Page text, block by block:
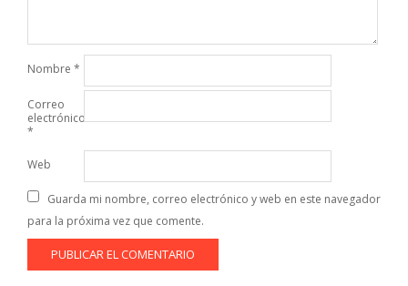
Nombre *
Correo
electrónico
*
Web
Guarda mi nombre, correo electrónico y web en este navegador
para la próxima vez que comente.